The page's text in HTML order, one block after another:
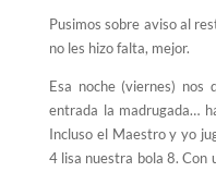
Pusimos sobre aviso al
no les hizo falta, mejor.
Esa noche (viernes) nos
entrada la madrugada…
Incluso el Maestro y yo
4 lisa nuestra bola 8. Con